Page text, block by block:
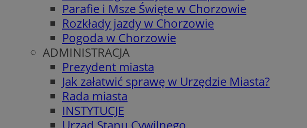
Parafie i Msze Święte w Chorzowie
Rozkłady jazdy w Chorzowie
Pogoda w Chorzowie
ADMINISTRACJA
Prezydent miasta
Jak załatwić sprawę w Urzędzie Miasta?
Rada miasta
INSTYTUCJE
Urząd Stanu Cywilnego